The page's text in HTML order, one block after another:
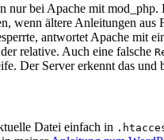
nur bei Apache mit
wenn ältere Anleitungen
antwortet Apache mit
relative. Auch eine falsche
Der Server erkennt das
Datei einfach in